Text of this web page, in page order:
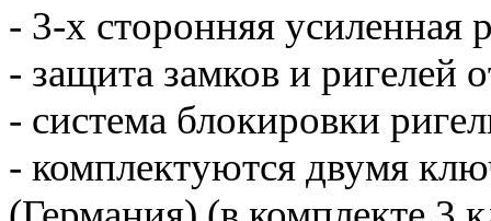
- 3-х сторонняя усиленная
- защита замков и ригелей
- система блокировки
- комплектуются двумя